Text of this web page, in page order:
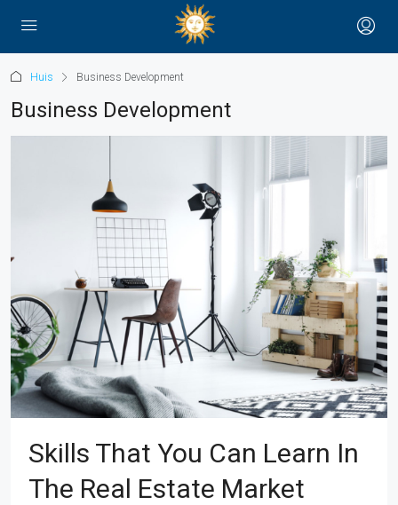
Huis Business Development
Business Development
Skills That You Can Learn In
The Real Estate Market